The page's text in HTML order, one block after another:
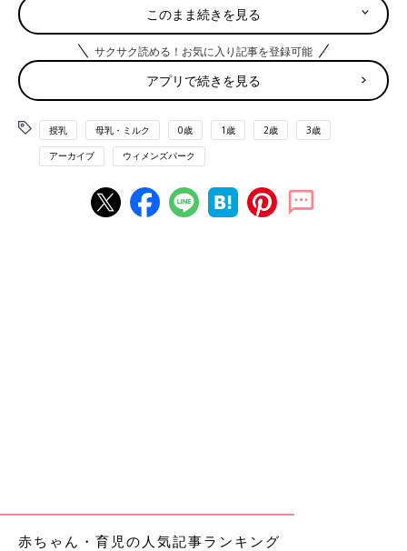
る予定のかたが6割、断乳した・断乳する予定のかたが4割と、卒
乳派のかたのほうが多いという結果になりました。離乳食などで
栄養がしっかり取れるようになったとしても、授乳によって安心
感を得ているお子さんは多くいます。気持ちを安定させる役割を
果たしているものを無理に奪い取ることが出来ないという意見、
多いようです。もし断乳させないとといけない状況ではなく、お
子さんがおっぱいが大好きなのであれば無理に断乳するのではな
く、お子さんのペースに合わせて卒乳を迎えられるように見守っ
てあげるのも良いかもしれませんね。
【断乳はいつでも出来る】
【卒乳の話をしたら飲まなくなった】
3歳の誕生日に向けて、3歳になるんだよ～お兄ちゃんになるんだ
このまま続きを見る
サクサク読める！お気に入り記事を登録可能
アプリで続きを見る
授乳 母乳・ミルク 0歳 1歳 2歳 3歳
アーカイブ ウィメンズパーク
赤ちゃん・育児の人気記事ランキング